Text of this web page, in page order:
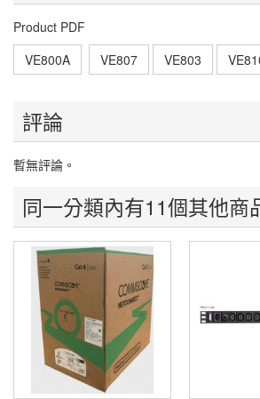
Product PDF
VE800A
VE807 VE803
評論
暫無評論。
同一分類內有11個其他商